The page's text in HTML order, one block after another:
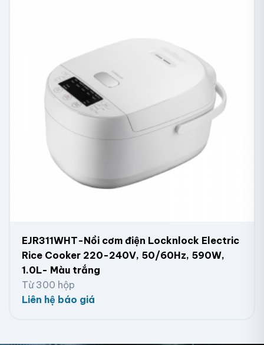
EJR311WHT-Nồi cơm điện Locknlock Electric
Rice Cooker 220-240V, 50/60Hz, 590W,
1.0L- Màu trắng
Từ 300 hộp
Liên hệ báo giá